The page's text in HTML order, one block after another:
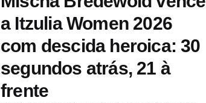
a Itzulia Women 2026
com descida heroica: 30
segundos atrás, 21 à
frente